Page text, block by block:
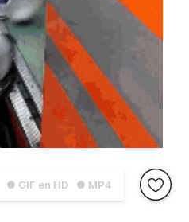
● GIF en HD ● MP4